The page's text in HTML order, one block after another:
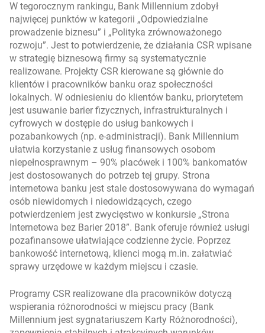
W tegorocznym rankingu, Bank Millennium zdobył
najwięcej punktów w kategorii „Odpowiedzialne
prowadzenie biznesu” i „Polityka zrównoważonego
rozwoju”. Jest to potwierdzenie, że działania CSR wpisane
w strategię biznesową firmy są systematycznie
realizowane. Projekty CSR kierowane są głównie do
klientów i pracowników banku oraz społeczności
lokalnych. W odniesieniu do klientów banku, priorytetem
jest usuwanie barier fizycznych, infrastrukturalnych i
cyfrowych w dostępie do usług bankowych i
pozabankowych (np. e-administracji). Bank Millennium
ułatwia korzystanie z usług finansowych osobom
niepełnosprawnym – 90% placówek i 100% bankomatów
jest dostosowanych do potrzeb tej grupy. Strona
internetowa banku jest stale dostosowywana do wymagań
osób niewidomych i niedowidzących, czego
potwierdzeniem jest zwycięstwo w konkursie „Strona
Internetowa bez Barier 2018”. Bank oferuje również usługi
pozafinansowe ułatwiające codzienne życie. Poprzez
bankowość internetową, klienci mogą m.in. załatwiać
sprawy urzędowe w każdym miejscu i czasie.
Programy CSR realizowane dla pracowników dotyczą
wspierania różnorodności w miejscu pracy (Bank
Millennium jest sygnatariuszem Karty Różnorodności),